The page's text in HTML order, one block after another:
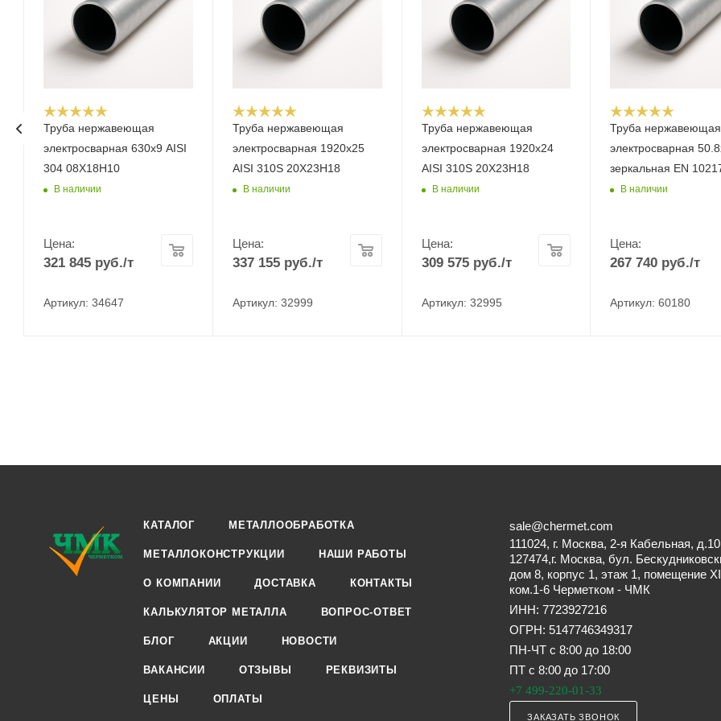
Труба нержавеющая
электросварная 630х9 AISI
304 08Х18Н10
В наличии
Цена:
321 845 руб./т
Артикул: 34647
Труба нержавеющая
электросварная 1920х25
AISI 310S 20Х23Н18
В наличии
Цена:
337 155руб./т
Артикул: 32999
Труба нержавеющая
электросварная 1920х24
AISI 310S 20Х23Н18
В наличии
Цена:
309 575руб./т
Артикул: 32995
Труба нержавеющая
электросварная
зеркальная EN
В наличии
Цена:
267 740 руб./т
Артикул: 60180
КАТАЛОГ МЕТАЛЛООБРАБОТКА
МЕТАЛЛОКОНСТРУКЦИИ НАШИ РАБОТЫ
О КОМПАНИИ ДОСТАВКА КОНТАКТЫ
КАЛЬКУЛЯТОР МЕТАЛЛА ВОПРОС-ОТВЕТ
БЛОГ АКЦИИ НОВОСТИ
ВАКАНСИИ ОТЗЫВЫ РЕКВИЗИТЫ
ЦЕНЫ ОПЛАТЫ
sale@chermet.com
111024, г. Москва, 2-я Кабельная, д.10
127474,г. Москва, бул.
дом 8, корпус 1, этаж 1, помещение
ком.1-6 Черметком - ЧМК
ИНН: 7723927216
ОГРН: 5147746349317
ПН-ЧТ с 8:00 до 18:00
ПТ с 8:00 до 17:00
+7 499-220-01-33
ЗАКАЗАТЬ ЗВОНОК